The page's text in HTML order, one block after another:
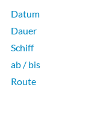
Datum
Dauer
Schiff
ab / bis
Route